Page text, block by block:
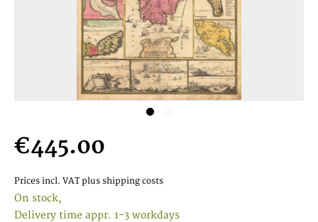
€445.00
Prices incl. VAT plus shipping costs
On stock,
Delivery time appr. 1-3 workdays